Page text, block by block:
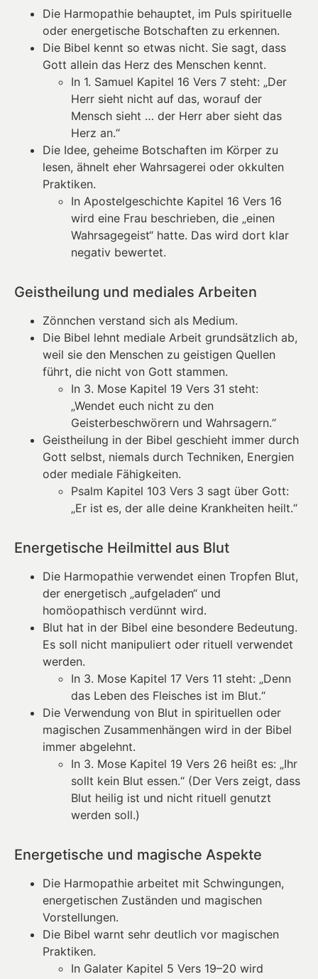
Die Harmopathie behauptet, im Puls spirituelle
oder energetische Botschaften zu erkennen.
Die Bibel kennt so etwas nicht. Sie sagt, dass
Gott allein das Herz des Menschen kennt.
In 1. Samuel Kapitel 16 Vers 7 steht: „Der
Herr sieht nicht auf das, worauf der
Mensch sieht … der Herr aber sieht das
Herz an.“
Die Idee, geheime Botschaften im Körper zu
lesen, ähnelt eher Wahrsagerei oder okkulten
Praktiken.
In Apostelgeschichte Kapitel 16 Vers 16
wird eine Frau beschrieben, die „einen
Wahrsagegeist“ hatte. Das wird dort klar
negativ bewertet.
Geistheilung und mediales Arbeiten
Zönnchen verstand sich als Medium.
Die Bibel lehnt mediale Arbeit grundsätzlich ab,
weil sie den Menschen zu geistigen Quellen
führt, die nicht von Gott stammen.
In 3. Mose Kapitel 19 Vers 31 steht:
„Wendet euch nicht zu den
Geisterbeschwörern und Wahrsagern.“
Geistheilung in der Bibel geschieht immer durch
Gott selbst, niemals durch Techniken, Energien
oder mediale Fähigkeiten.
Psalm Kapitel 103 Vers 3 sagt über Gott:
„Er ist es, der alle deine Krankheiten heilt.“
Energetische Heilmittel aus Blut
Die Harmopathie verwendet einen Tropfen Blut,
der energetisch „aufgeladen“ und
homöopathisch verdünnt wird.
Blut hat in der Bibel eine besondere Bedeutung.
Es soll nicht manipuliert oder rituell verwendet
werden.
In 3. Mose Kapitel 17 Vers 11 steht: „Denn
das Leben des Fleisches ist im Blut.“
Die Verwendung von Blut in spirituellen oder
magischen Zusammenhängen wird in der Bibel
immer abgelehnt.
In 3. Mose Kapitel 19 Vers 26 heißt es: „Ihr
sollt kein Blut essen.“ (Der Vers zeigt, dass
Blut heilig ist und nicht rituell genutzt
werden soll.)
Energetische und magische Aspekte
Die Harmopathie arbeitet mit Schwingungen,
energetischen Zuständen und magischen
Vorstellungen.
Die Bibel warnt sehr deutlich vor magischen
Praktiken.
In Galater Kapitel 5 Vers 19–20 wird